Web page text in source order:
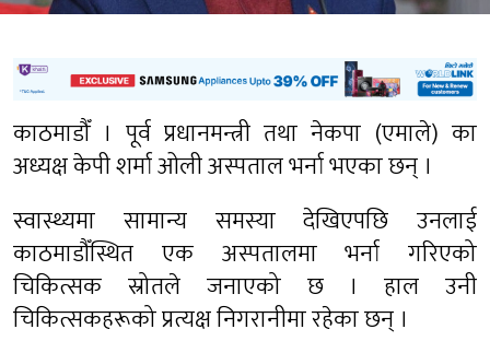
काठमाडौँ । पूर्व प्रधानमन्त्री तथा नेकपा (एमाले) का
अध्यक्ष केपी शर्मा ओली अस्पताल भर्ना भएका छन् ।
स्वास्थ्यमा सामान्य समस्या देखिएपछि उनलाई
काठमाडौँस्थित एक अस्पतालमा भर्ना गरिएको
चिकित्सक स्रोतले जनाएको छ । हाल उनी
चिकित्सकहरूको प्रत्यक्ष निगरानीमा रहेका छन् ।